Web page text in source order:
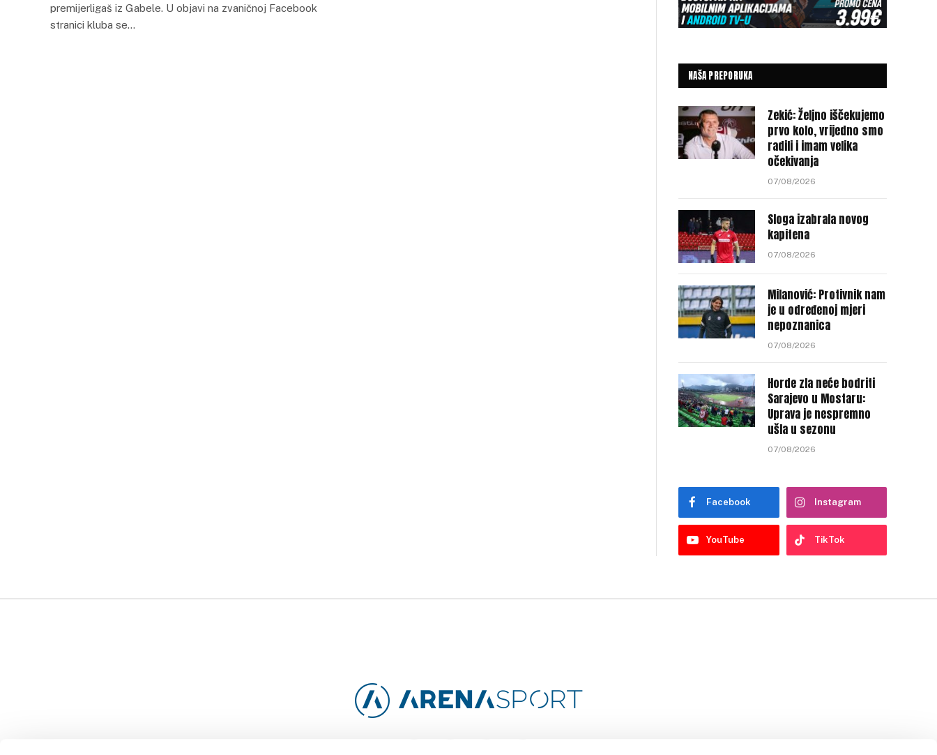
premijerligaš iz Gabele. U objavi na zvaničnoj Facebook
stranici kluba se…
NAŠA PREPORUKA
Zekić: Željno iščekujemo
prvo kolo, vrijedno smo
radili i imam velika
očekivanja
07/08/2026
Sloga izabrala novog
kapitena
07/08/2026
Milanović: Protivnik nam
je u određenoj mjeri
nepoznanica
07/08/2026
Horde zla neće bodriti
Sarajevo u Mostaru:
Uprava je nespremno
ušla u sezonu
07/08/2026
Facebook Instagram
YouTube TikTok